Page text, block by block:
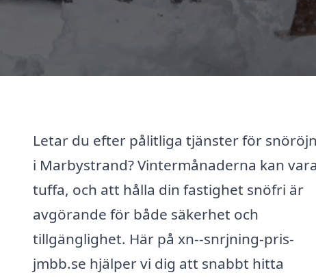
Letar du efter pålitliga tjänster för
i Marbystrand? Vintermånaderna kan vara
tuffa, och att hålla din fastighet snöfri är
avgörande för både säkerhet och
tillgänglighet. Här på xn--snrjning-pris-
jmbb.se hjälper vi dig att snabbt hitta